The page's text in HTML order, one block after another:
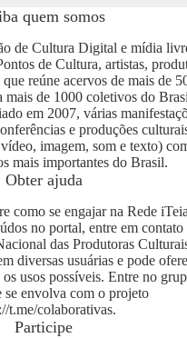
quem somos
de Cultura Digital e mídia
de Cultura, artistas,
reúne acervos de mais de
mais de 1000 coletivos do
em 2007, várias
e produções
imagem, som e texto)
mais importantes do Brasil.
Obter ajuda
como se engajar na Rede
no portal, entre em
das Produtoras
diversas usuárias e pode
usos possíveis. Entre no
se envolva com o projeto
t.me/colaborativas.
Participe